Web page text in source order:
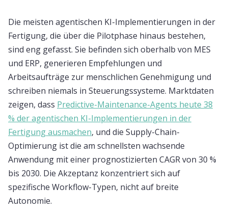
Die meisten agentischen KI-Implementierungen in der
Fertigung, die über die Pilotphase hinaus bestehen,
sind eng gefasst. Sie befinden sich oberhalb von MES
und ERP, generieren Empfehlungen und
Arbeitsaufträge zur menschlichen Genehmigung und
schreiben niemals in Steuerungssysteme. Marktdaten
zeigen, dass Predictive-Maintenance-Agents heute 38
% der agentischen KI-Implementierungen in der
Fertigung ausmachen, und die Supply-Chain-
Optimierung ist die am schnellsten wachsende
Anwendung mit einer prognostizierten CAGR von 30 %
bis 2030. Die Akzeptanz konzentriert sich auf
spezifische Workflow-Typen, nicht auf breite
Autonomie.